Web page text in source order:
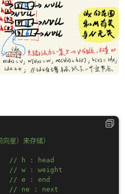
星）来存储）
// h : head
// w : weight
// e : end
// ne : next